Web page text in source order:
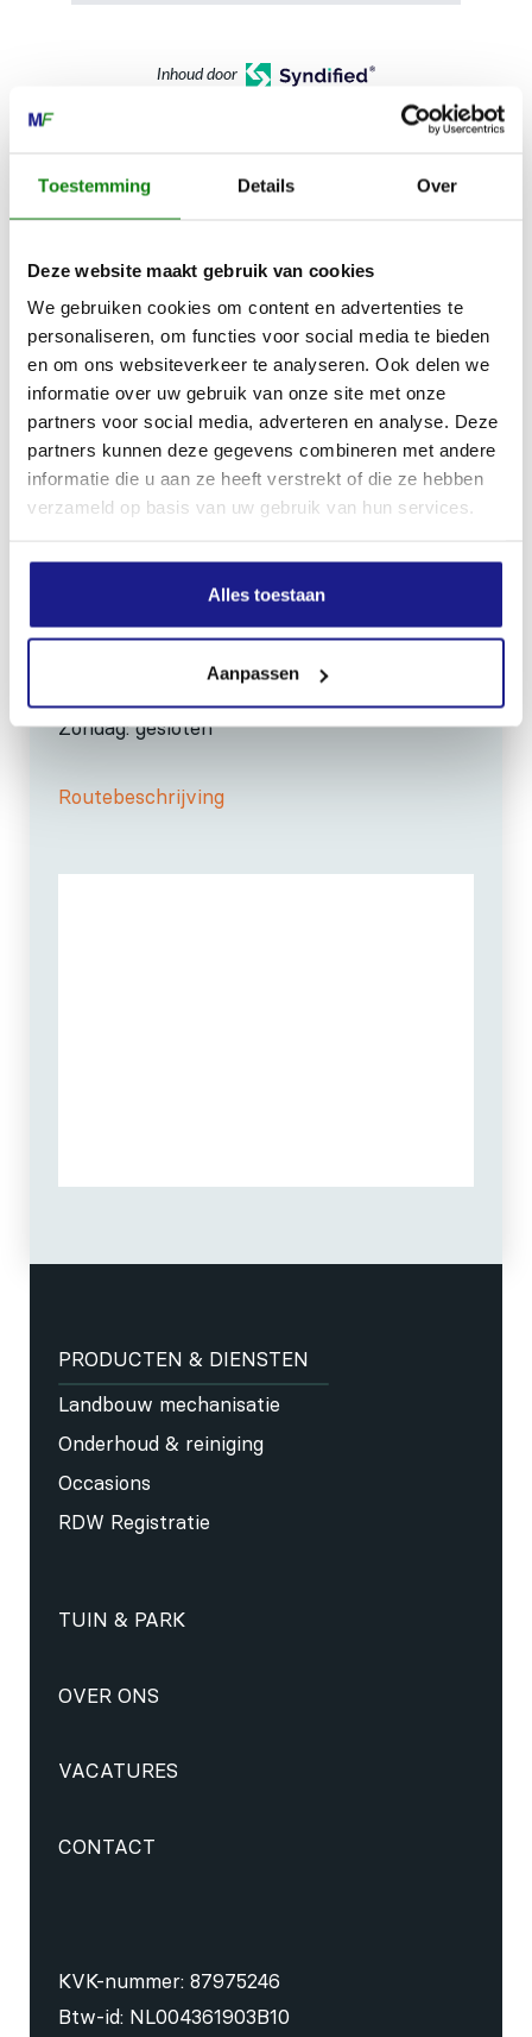
Toestemming Details Over
Deze website maakt gebruik van cookies
We gebruiken cookies om content en advertenties te
personaliseren, om functies voor social media te bieden
en om ons websiteverkeer te analyseren. Ook delen we
informatie over uw gebruik van onze site met onze
partners voor social media, adverteren en analyse. Deze
partners kunnen deze gegevens combineren met andere
informatie die u aan ze heeft verstrekt of die ze hebben
verzameld op basis van uw gebruik van hun services.
Alles toestaan
Aanpassen
Inhoud door
Kiehoek 26
8801 RD Franeker
0517-396800
info@mechanisatiefraneker.nl
Bij storing:06-83139573
OPENINGSTIJDEN
Zondag: gesloten
Routebeschrijving
PRODUCTEN & DIENSTEN
Landbouw mechanisatie
Onderhoud & reiniging
Occasions
RDW Registratie
TUIN & PARK
OVER ONS
VACATURES
CONTACT
KVK-nummer: 87975246
Btw-id: NL004361903B10